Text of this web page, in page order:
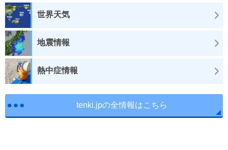
世界天気
地震情報
熱中症情報
tenki.jpの全情報はこちら